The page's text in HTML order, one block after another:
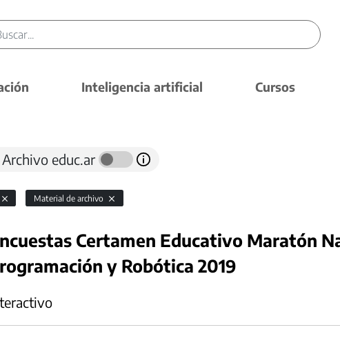
Inteligencia artificial Cursos
educ.ar
Material de archivo
Certamen Educativo Maratón
y Robótica 2019